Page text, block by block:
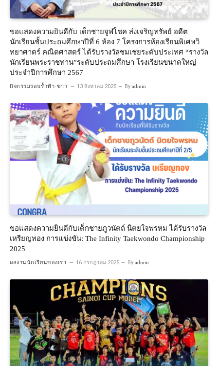
ขอแสดงความยินดีกับ เด็กชายจูฬโชค ส่งเจริญทรัพย์ อดีต
นักเรียนชั้นประถมศึกษาปีที่ 6 ห้อง 7 โครงการห้องเรียนพิเศษวิ
ทยาศาตร์ คณิตศาสตร์ ได้รับรางวัลชมเชยระดับประเทศ “รางวัล
นักเรียนพระราชทาน”ระดับประถมศึกษา โรงเรียนขนาดใหญ่
ประจำปีการศึกษา 2567
กิจกรรมรอบรั้วฟ้า-ขาว 13 สิงหาคม 2025 By admin
ขอแสดงความยินดีกับเด็กชายภูวนัตถ์ นิตยใจพรหม ได้รับรางวัล
เหรียญทอง การแข่งขัน: The Infinity Taekwondo Championship
2025
ผลงานนักเรียนของเรา 16 กรกฎาคม 2025 By admin